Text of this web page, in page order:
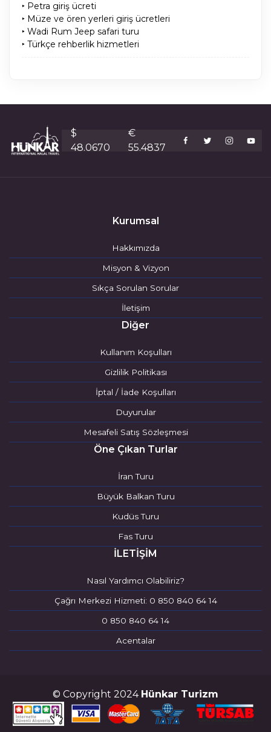
‣ Petra giriş ücreti
‣ Müze ve ören yerleri giriş ücretleri
‣ Wadi Rum Jeep safari turu
‣ Türkçe rehberlik hizmetleri
$
48.0670
€
55.4837
Kurumsal
Hakkımızda
Misyon & Vizyon
Sıkça Sorulan Sorular
İletişim
Diğer
Kullanım Koşulları
Gizlilik Politikası
İptal / İade Koşulları
Duyurular
Mesafeli Satış Sözleşmesi
Öne Çıkan Turlar
İran Turu
Büyük Balkan Turu
Kudüs Turu
Fas Turu
İLETİŞİM
Nasıl Yardımcı Olabiliriz?
Çağrı Merkezi Hizmeti: 0 850 840 64 14
0 850 840 64 14
Acentalar
© Copyright 2024 Hünkar Turizm